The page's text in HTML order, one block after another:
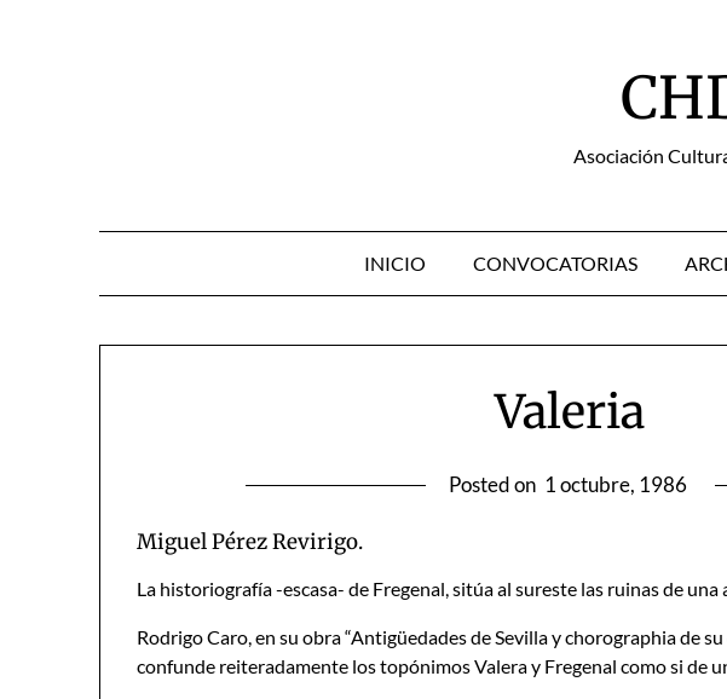
Asociación
INICIO CONVOCATORIAS
Valeria
Posted on 1 octubre, 1986
Miguel Pérez Revirigo.
La historiografía -escasa- de Fregenal, sitúa al sureste las ruinas de
Rodrigo Caro, en su obra “Antigüedades de Sevilla y chorographia de
confunde reiteradamente los topónimos Valera y Fregenal como si de